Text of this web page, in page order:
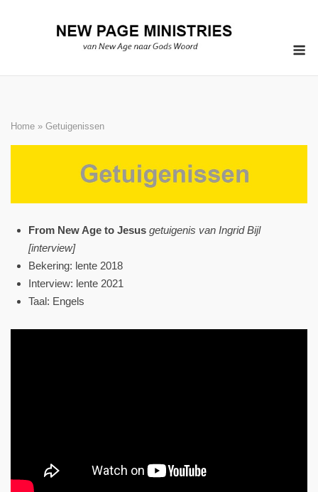
Home » Getuigenissen
From New Age to Jesus getuigenis van Ingrid Bijl
[interview]
Bekering: lente 2018
Interview: lente 2021
Taal: Engels